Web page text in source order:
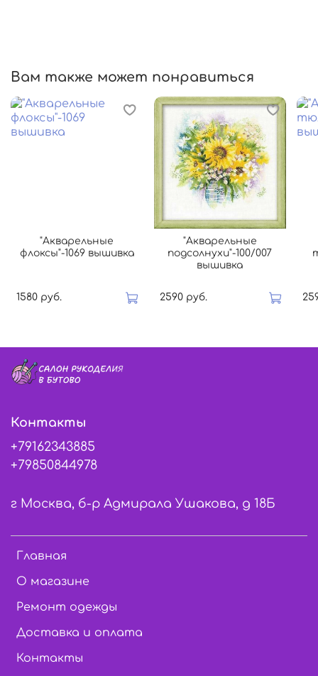
Вам также может понравиться
"Акварельные
флоксы"-1069 вышивка
1580 руб.
"Акварельные
подсолнухи"-100/007
вышивка
2590 руб.
Главная
О магазине
Ремонт одежды
Доставка и оплата
Контакты
Контакты
+79162343885
+79850844978
г Москва, б-р Адмирала Ушакова, д 18Б